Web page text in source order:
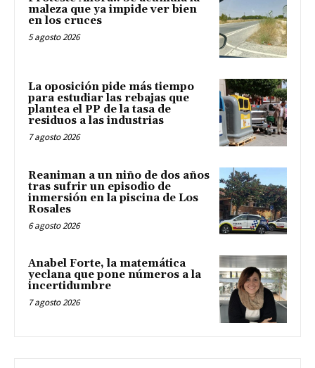
maleza que ya impide ver bien
en los cruces
5 agosto 2026
La oposición pide más tiempo
para estudiar las rebajas que
plantea el PP de la tasa de
residuos a las industrias
7 agosto 2026
Reaniman a un niño de dos años
tras sufrir un episodio de
inmersión en la piscina de Los
Rosales
6 agosto 2026
Anabel Forte, la matemática
yeclana que pone números a la
incertidumbre
7 agosto 2026